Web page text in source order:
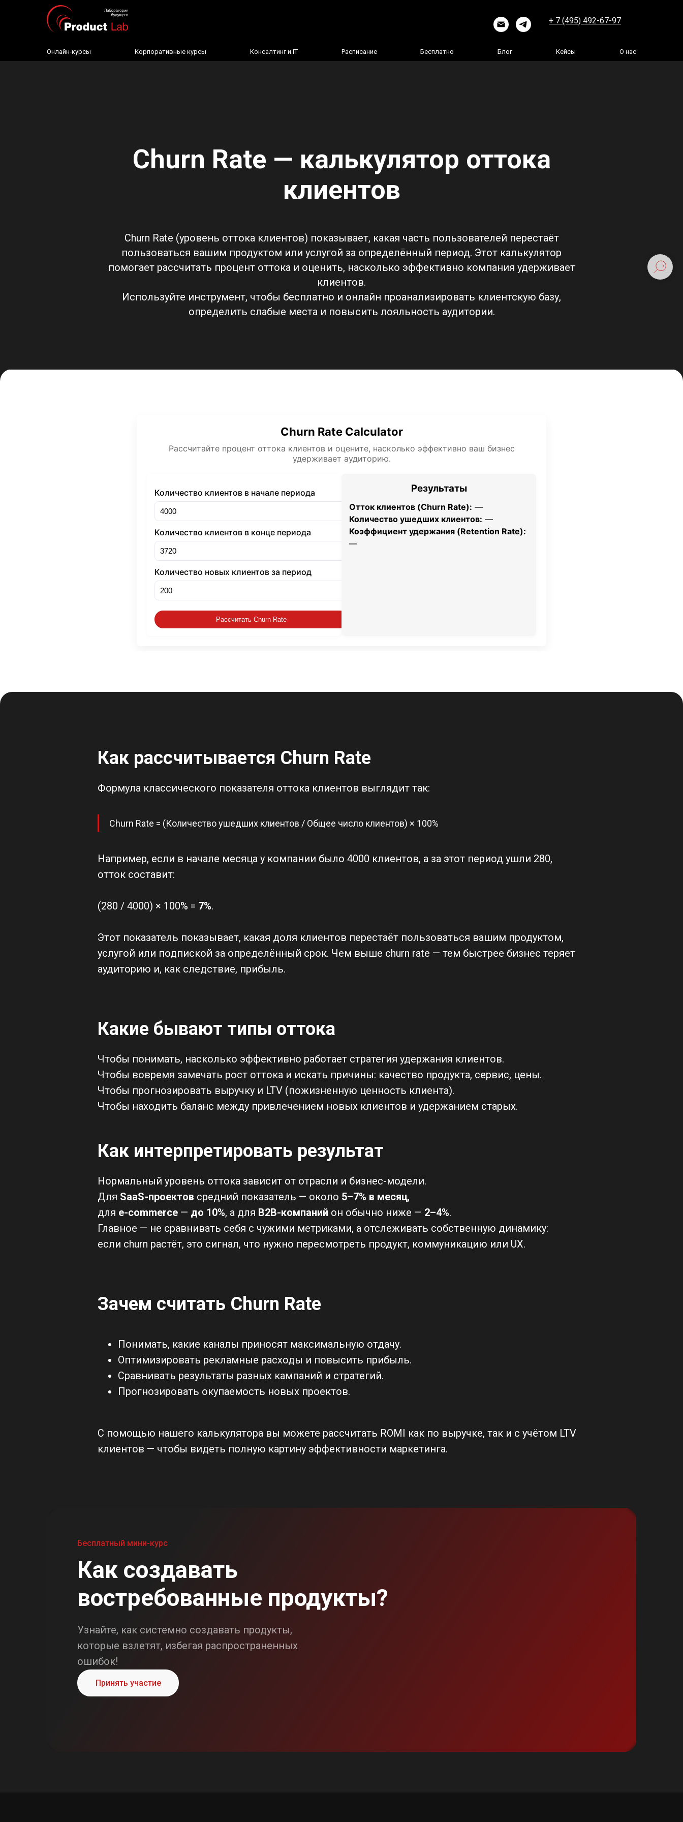
+ 7 (495) 492-67-97
Онлайн-курсы Корпоративные курсы Консалтинг и IT Расписание Бесплатно Блог Кейсы О нас
Churn Rate — калькулятор оттока
клиентов
Churn Rate (уровень оттока клиентов) показывает, какая часть пользователей перестаёт
пользоваться вашим продуктом или услугой за определённый период. Этот калькулятор
помогает рассчитать процент оттока и оценить, насколько эффективно компания удерживает
клиентов.
Используйте инструмент, чтобы бесплатно и онлайн проанализировать клиентскую базу,
определить слабые места и повысить лояльность аудитории.
Churn Rate Calculator
Рассчитайте процент оттока клиентов и оцените, насколько эффективно ваш бизнес
удерживает аудиторию.
Количество клиентов в начале периода
Количество клиентов в конце периода
Количество новых клиентов за период
Рассчитать Churn Rate
Результаты
Отток клиентов (Churn Rate): —
Количество ушедших клиентов: —
Коэффициент удержания (Retention Rate):
—
Как рассчитывается Churn Rate
Формула классического показателя оттока клиентов выглядит так:
Churn Rate = (Количество ушедших клиентов / Общее число клиентов) × 100%
Например, если в начале месяца у компании было 4000 клиентов, а за этот период ушли 280,
отток составит:
(280 / 4000) × 100% = 7%.
Этот показатель показывает, какая доля клиентов перестаёт пользоваться вашим продуктом,
услугой или подпиской за определённый срок. Чем выше churn rate — тем быстрее бизнес теряет
аудиторию и, как следствие, прибыль.
Какие бывают типы оттока
Чтобы понимать, насколько эффективно работает стратегия удержания клиентов.
Чтобы вовремя замечать рост оттока и искать причины: качество продукта, сервис, цены.
Чтобы прогнозировать выручку и LTV (пожизненную ценность клиента).
Чтобы находить баланс между привлечением новых клиентов и удержанием старых.
Как интерпретировать результат
Нормальный уровень оттока зависит от отрасли и бизнес-модели.
Для SaaS-проектов средний показатель — около 5–7% в месяц,
для e-commerce — до 10%, а для B2B-компаний он обычно ниже — 2–4%.
Главное — не сравнивать себя с чужими метриками, а отслеживать собственную динамику:
если churn растёт, это сигнал, что нужно пересмотреть продукт, коммуникацию или UX.
Зачем считать Churn Rate
Понимать, какие каналы приносят максимальную отдачу.
Оптимизировать рекламные расходы и повысить прибыль.
Сравнивать результаты разных кампаний и стратегий.
Прогнозировать окупаемость новых проектов.
С помощью нашего калькулятора вы можете рассчитать ROMI как по выручке, так и с учётом LTV
клиентов — чтобы видеть полную картину эффективности маркетинга.
Бесплатный мини-курс
Узнайте, как системно создавать продукты,
которые взлетят, избегая распространенных
ошибок!
Как создавать
востребованные продукты?
Принять участие